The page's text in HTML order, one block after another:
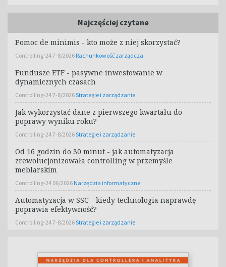
Najczęściej czytane
Pomoc de minimis - kto może z niej skorzystać?
Controlling-24 7-8/2026 Rachunkowość zarządcza
Fundusze ETF - pasywne inwestowanie w
dynamicznych czasach
Controlling-24 7-8/2026Strategie i zarządzanie
Jak wykorzystać dane z pierwszego kwartału do
poprawy wyniku roku?
Controlling-24 7-8/2026Strategie i zarządzanie
Od 16 godzin do 30 minut - jak automatyzacja
zrewolucjonizowała controlling w przemyśle
meblarskim
Controlling-24 06/2026 Narzędzia informatyczne
Automatyzacja w SSC - kiedy technologia naprawdę
poprawia efektywność?
Controlling-24 7-8/2026Strategie i zarządzanie